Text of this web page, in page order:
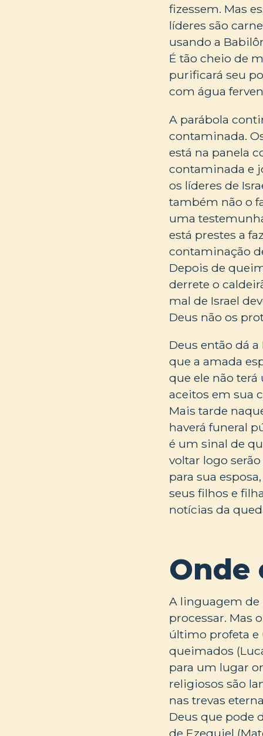
fizessem. Mas
líderes são
usando a
É tão cheio de
purificará seu
com água
A parábola
contaminada.
está na panela
contaminada e
os líderes de
também não o
uma
está prestes a
contaminação
Depois de
derrete o
mal de Israel
Deus não os
Deus então dá
que a amada
que ele não
aceitos em sua
Mais tarde
haverá funeral
é um sinal de
voltar logo
para sua
seus filhos e
notícias da
Onde
A linguagem de
processar. Mas
último profeta e
queimados
para um lugar
religiosos são
nas trevas
Deus que pode
de Ezequiel